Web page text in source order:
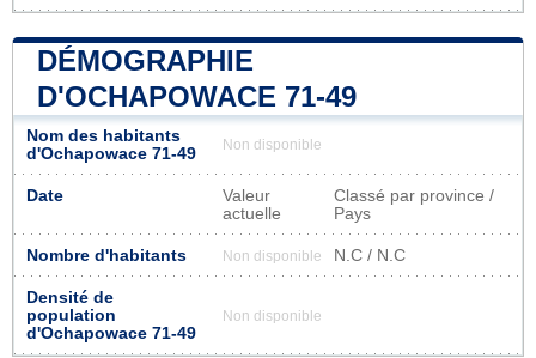
DÉMOGRAPHIE
D'OCHAPOWACE 71-49
Nom des habitants
d'Ochapowace 71-49
Non disponible
Date
Valeur
actuelle
Classé par province /
Pays
Nombre d'habitants Non disponible N.C / N.C
Densité de
population
d'Ochapowace 71-49
Non disponible